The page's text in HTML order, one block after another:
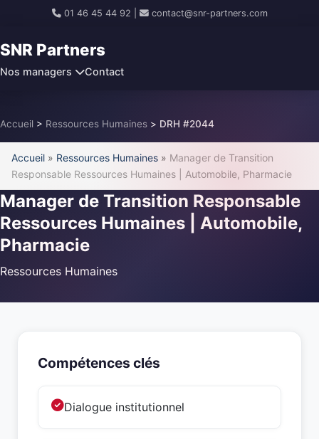
01 46 45 44 92 contact@snr-partners.com
SNR Partners
Nos managers Contact
Accueil > Ressources Humaines > DRH #2044
Accueil » Ressources Humaines » Manager de Transition
Responsable Ressources Humaines | Automobile, Pharmacie
Manager de Transition Responsable
Ressources Humaines | Automobile,
Pharmacie
Ressources Humaines
Compétences clés
Dialogue institutionnel